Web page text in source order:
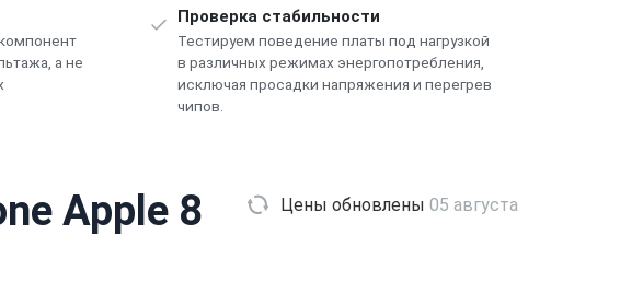
а не
Проверка стабильности
Тестируем поведение платы под нагрузкой
в различных режимах энергопотребления,
исключая просадки напряжения и перегрев
чипов.
Apple 8
Цены обновлены 05 августа